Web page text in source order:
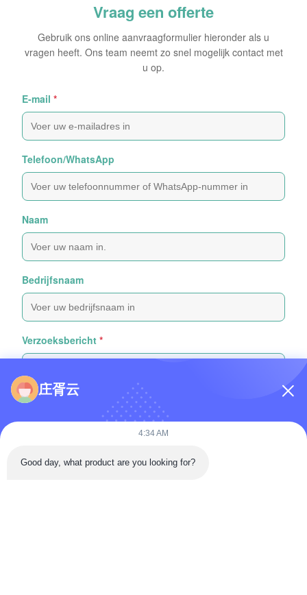
Vraag een offerte
Gebruik ons online aanvraagformulier hieronder als u
vragen heeft. Ons team neemt zo snel mogelijk contact met
u op.
E-mail *
Telefoon/WhatsApp
Naam
Bedrijfsnaam
Verzoeksbericht *
Bijvoeg bestanden
庄胥云
4:34 AM
Good day, what product are you looking for?